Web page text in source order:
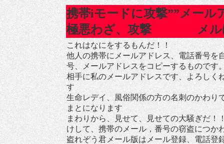
携帯iモードに攻撃””メール
極悪わざ、攻撃
メ
これはなにをするもんだ！！
他人の携帯にメールアドレス、電話番号を
号、メールアドレスをコピーするものです
相手に私のメールアドレスです、よろしく
す
生命レデイ、風俗関係の方の名刺のかわり
まとになります
まわりから、見せて、見せての大騒ぎだ！
けして、携帯のメール，番号の窃盗につか
盗れぞう君メール版はメール登録、電話登